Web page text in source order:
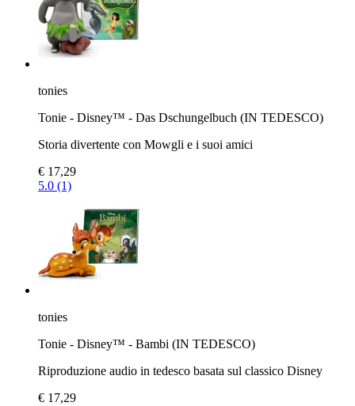
tonies
Tonie - Disney™ - Das Dschungelbuch (IN TEDESCO)
Storia divertente con Mowgli e i suoi amici
€ 17,29
5.0 (1)
tonies
Tonie - Disney™ - Bambi (IN TEDESCO)
Riproduzione audio in tedesco basata sul classico Disney
€ 17,29